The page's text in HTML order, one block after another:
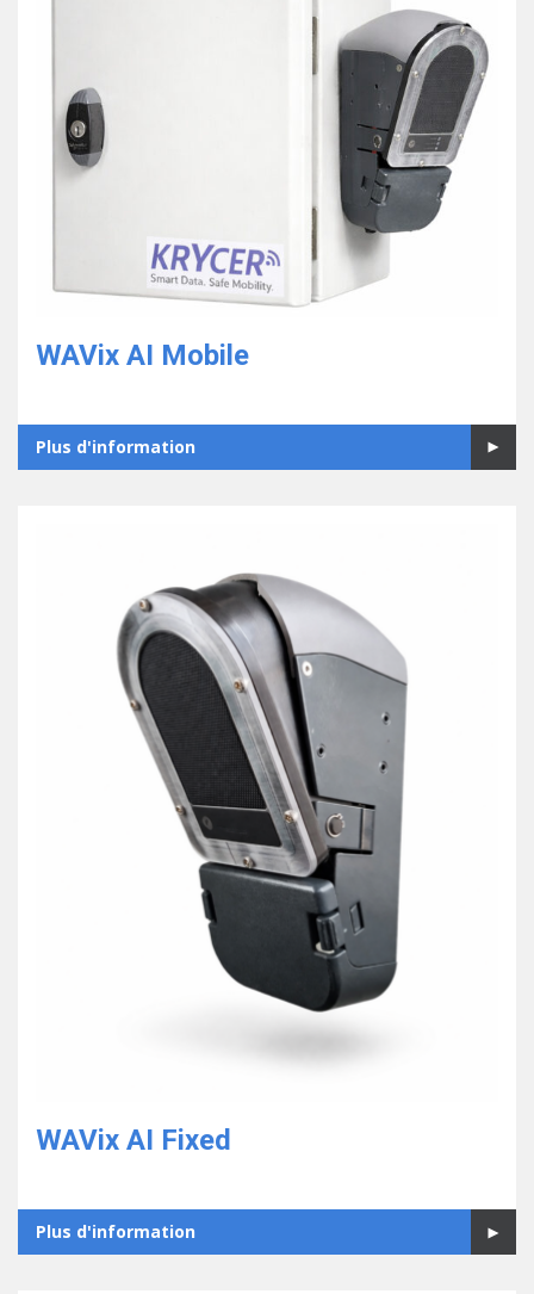
WAVix AI Mobile
Plus d'information
WAVix AI Fixed
Plus d'information